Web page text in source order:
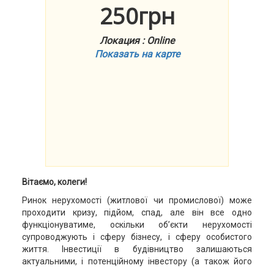
250грн
Локация : Online
Показать на карте
Вітаємо, колеги!
Ринок нерухомості (житлової чи промислової) може
проходити кризу, підйом, спад, але він все одно
функціонуватиме, оскільки об’єкти нерухомості
супроводжують і сферу бізнесу, і сферу особистого
життя. Інвестиції в будівництво залишаються
актуальними, і потенційному інвестору (а також його